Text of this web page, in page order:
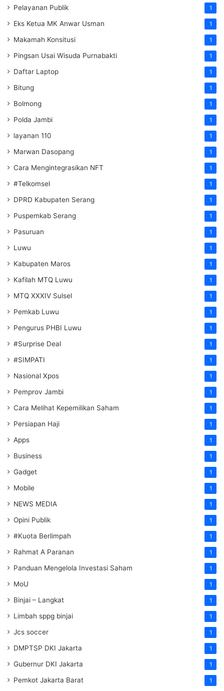
Pelayanan Publik 1
Eks Ketua MK Anwar Usman 1
Makamah Konsitusi 1
Pingsan Usai Wisuda Purnabakti 1
Daftar Laptop 1
Bitung 1
Bolmong 1
Polda Jambi 1
layanan 110 1
Marwan Dasopang 1
Cara Mengintegrasikan NFT 1
#Telkomsel 1
DPRD Kabupaten Serang 1
Puspemkab Serang 1
Pasuruan 1
Luwu 1
Kabupaten Maros 1
Kafilah MTQ Luwu 1
MTQ XXXIV Sulsel 1
Pemkab Luwu 1
Pengurus PHBI Luwu 1
#Surprise Deal 1
#SIMPATI 1
Nasional Xpos 1
Pemprov Jambi 1
Cara Melihat Kepemilikan Saham 1
Persiapan Haji 1
Apps 1
Business 1
Gadget 1
Mobile 1
NEWS MEDIA 1
Opini Publik 1
#Kuota Berlimpah 1
Rahmat A Paranan 1
Panduan Mengelola Investasi Saham 1
MoU 1
Binjai – Langkat 1
Limbah sppg binjai 1
Jcs soccer 1
DMPTSP DKI Jakarta 1
Gubernur DKI Jakarta 1
Pemkot Jakarta Barat 1